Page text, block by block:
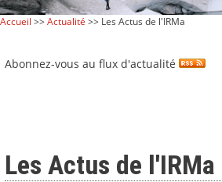
Accueil >>Actualité >> Les Actus de l'IRMa
Abonnez-vous au flux d'actualité
Les Actus de l'IRMa